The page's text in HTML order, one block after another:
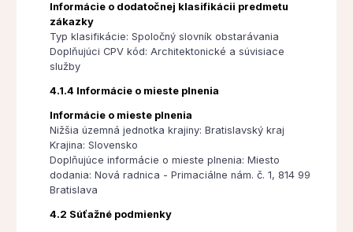
Informácie o dodatočnej klasifikácii predmetu
zákazky
Typ klasifikácie: Spoločný slovník obstarávania
Doplňujúci CPV kód: Architektonické a súvisiace
služby
4.1.4 Informácie o mieste plnenia
Informácie o mieste plnenia
Nižšia územná jednotka krajiny: Bratislavský kraj
Krajina: Slovensko
Doplňujúce informácie o mieste plnenia: Miesto
dodania: Nová radnica - Primaciálne nám. č. 1, 814 99
Bratislava
4.2 Súťažné podmienky